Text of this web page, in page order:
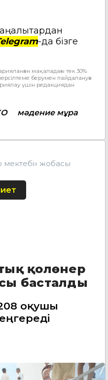
-да бізге
мақаладағы тек 30%
берумен пайдалануға
үшін редакциядан
мәдение мұра
мектебі» жобасы
қолөнер
басталды
оқушы